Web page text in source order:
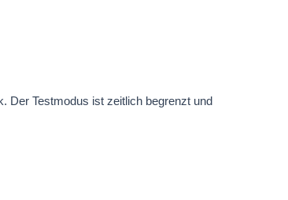
Der Testmodus ist zeitlich begrenzt und